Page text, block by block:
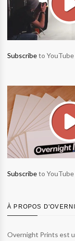
Subscribeto
Subscribeto
À PROPOS
Overnight Prints est